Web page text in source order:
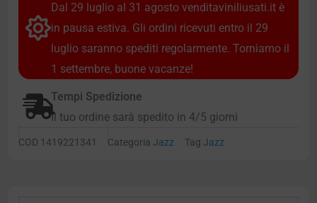
Dal 29 luglio al 31 agosto venditaviniliusati.it è
in pausa estiva. Gli ordini ricevuti entro il 29
luglio saranno spediti regolarmente. Torniamo il
1 settembre, buone vacanze!
Tempi Spedizione
Il tuo ordine sarà spedito in 4/5 giorni
COD 1419221341 Categoria Jazz Tag Jazz